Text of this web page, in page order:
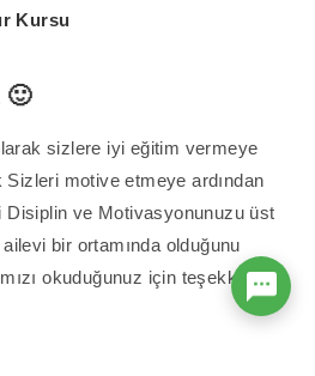
Kursu
🙂
sizlere iyi eğitim vermeye
Sizleri motive etmeye ardından
Disiplin ve Motivasyonunuzu üst
bir ortamında olduğunu
okuduğunuz için teşekkür